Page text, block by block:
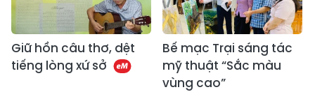
Giữ hồn câu thơ, dệt
tiếng lòng xứ sở
Bế mạc Trại sáng tác
mỹ thuật “Sắc màu
vùng cao”